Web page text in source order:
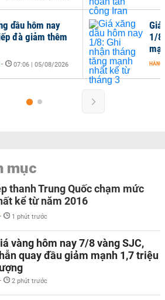
dầu hôm nay
đà giảm thêm
- 07:06 | 05/08/2026
Giá
1/
HÀNG
mục
thanh Trung Quốc chạm mức
kể từ năm 2016
- 1 phút trước
vàng hôm nay 7/8 vàng SJC,
quay đầu giảm mạnh 1,7 triệu
- 2 phút trước